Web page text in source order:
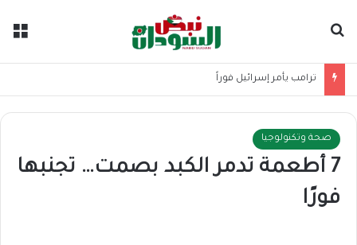
ترامب يأمر إسرائيل فوراً
صحة وتكنولوجيا
7 أطعمة تدمر الكبد بصمت… تجنبها
فورًا